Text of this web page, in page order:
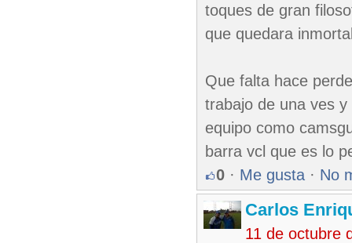
toques de gran
que quedara
Que falta hace
trabajo de una ves
equipo como
barra vcl que es lo
0 · Me gusta · No
Carlos
11 de octubre